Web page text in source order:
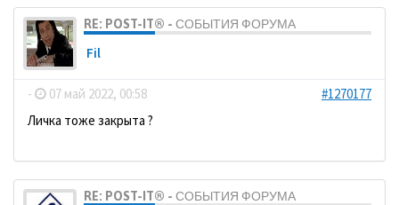
RE: POST-IT® - СОБЫТИЯ ФОРУМА
Fil
- 07 май 2022, 00:58
#1270177
Личка тоже закрыта ?
RE: POST-IT® - СОБЫТИЯ ФОРУМА